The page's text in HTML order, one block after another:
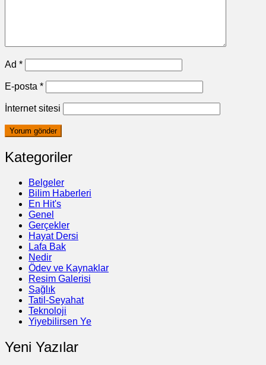
Ad *
E-posta *
İnternet sitesi
Kategoriler
Belgeler
Bilim Haberleri
En Hit's
Genel
Gerçekler
Hayat Dersi
Lafa Bak
Nedir
Ödev ve Kaynaklar
Resim Galerisi
Sağlık
Tatil-Seyahat
Teknoloji
Yiyebilirsen Ye
Yeni Yazılar